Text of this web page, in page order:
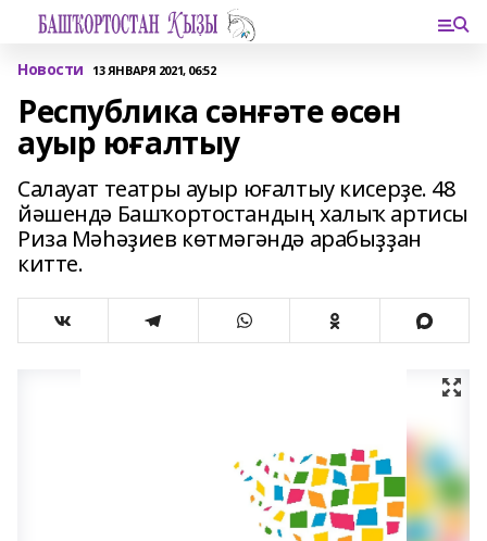
Новости 13 ЯНВАРЯ 2021, 06:52
Республика сәнғәте өсөн
ауыр юғалтыу
Салауат театры ауыр юғалтыу кисерҙе. 48
йәшендә Башҡортостандың халыҡ артисы
Риза Мәһәҙиев көтмәгәндә арабыҙҙан
китте.